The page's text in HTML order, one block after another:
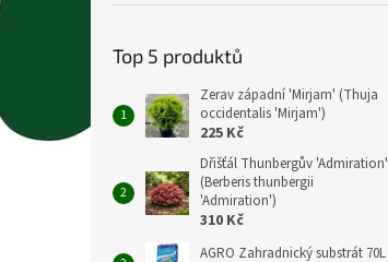
Top 5 produktů
Zerav západní 'Mirjam' (Thuja
occidentalis 'Mirjam')
225 Kč
Dřišťál Thunbergův 'Admiration'
(Berberis thunbergii
'Admiration')
310 Kč
AGRO Zahradnický substrát 70L